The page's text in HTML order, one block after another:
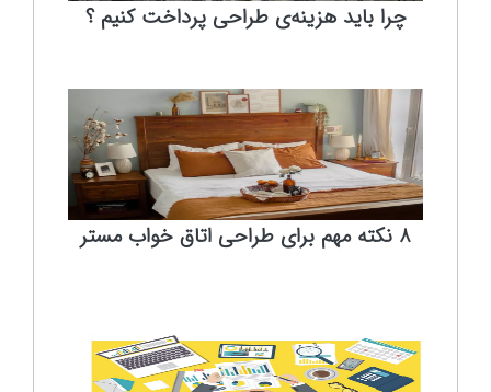
چرا باید هزینه‌ی طراحی پرداخت کنیم ؟
8 نکته مهم برای طراحی اتاق خواب مستر